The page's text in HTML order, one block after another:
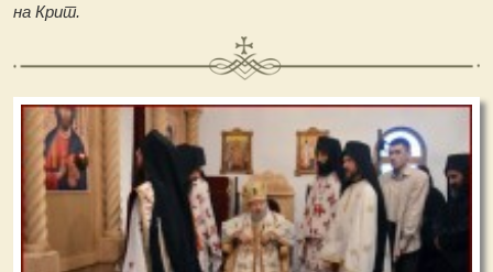
на Крит.